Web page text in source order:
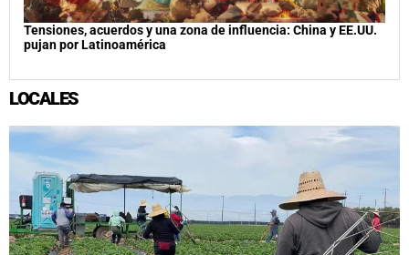
Tensiones, acuerdos y una zona de influencia: China y EE.UU.
pujan por Latinoamérica
LOCALES